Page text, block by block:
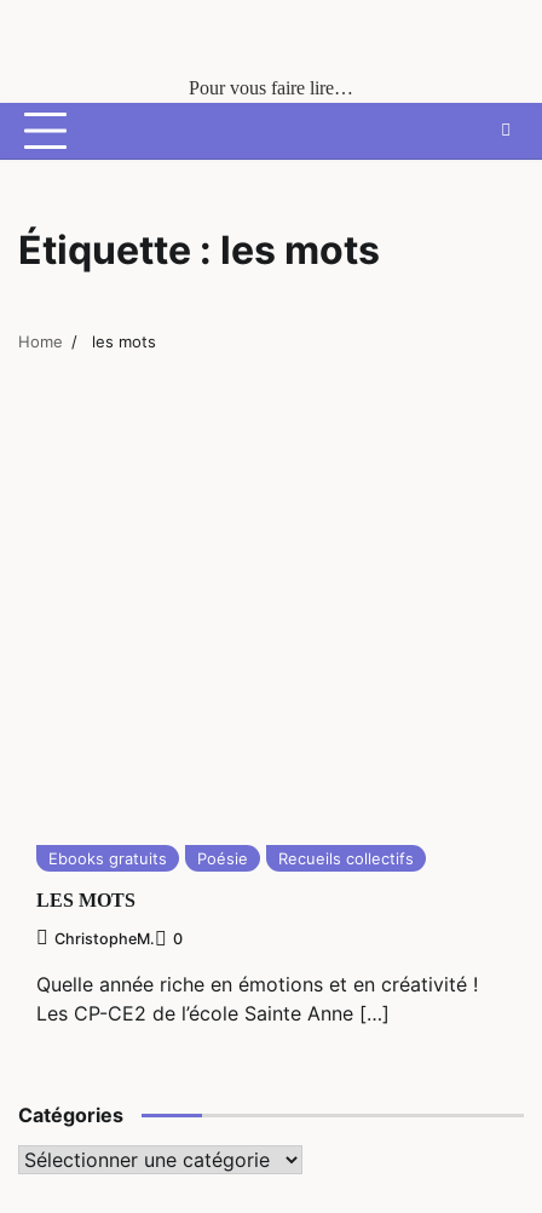
Pour vous faire lire…
Étiquette : les mots
Home les mots
Ebooks gratuits Poésie Recueils collectifs
LES MOTS
ChristopheM. 0
Quelle année riche en émotions et en créativité !
Les CP-CE2 de l’école Sainte Anne […]
Catégories
Catégories